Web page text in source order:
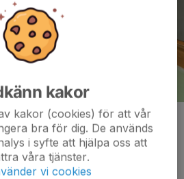
kakor
kakor (cookies) för att vår
bra för dig. De används
i syfte att hjälpa oss att
våra tjänster.
vi cookies